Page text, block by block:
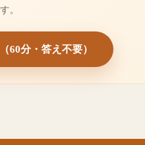
。
60分・答え不要）